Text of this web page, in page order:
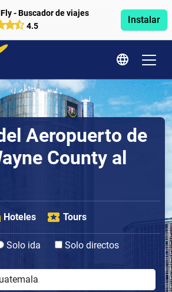
- Buscador de viajes
4.5
Instalar
Aeropuerto de
County al
Hoteles Tours
Solo ida
Solo directos